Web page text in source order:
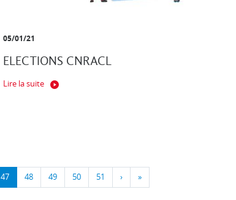
05/01/21
ELECTIONS CNRACL
Lire la suite
47 48 49 50 51 › »